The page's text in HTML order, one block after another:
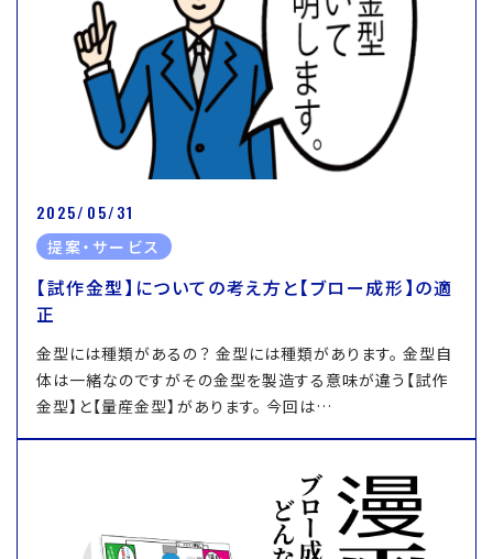
2025/05/31
提案・サービス
【試作金型】についての考え方と【ブロー成形】の適
正
金型には種類があるの？ 金型には種類があります。 金型自
体は一緒なのですがその金型を製造する意味が違う【試作
金型】と【量産金型】があります。 今回は…